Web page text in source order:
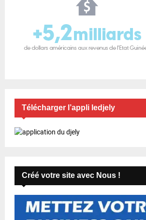
Télécharger l’appli ledjely
Créé votre site avec Nous !